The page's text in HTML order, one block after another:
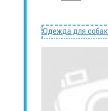
Одежда для собак